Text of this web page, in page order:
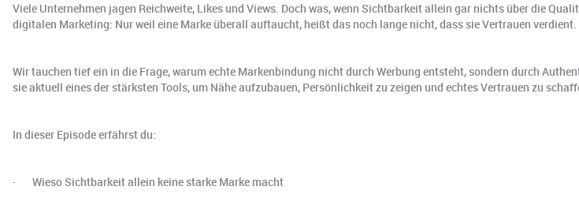
Viele Unternehmen jagen Reichweite, Likes und Views. Doch was, wenn Sichtbarkeit allein gar nichts über die
digitalen Marketing: Nur weil eine Marke überall auftaucht, heißt das noch lange nicht, dass sie Vertrauen verdient.
Wir tauchen tief ein in die Frage, warum echte Markenbindung nicht durch Werbung entsteht, sondern durch
sie aktuell eines der stärksten Tools, um Nähe aufzubauen, Persönlichkeit zu zeigen und echtes Vertrauen zu
In dieser Episode erfährst du:
· Wieso Sichtbarkeit allein keine starke Marke macht